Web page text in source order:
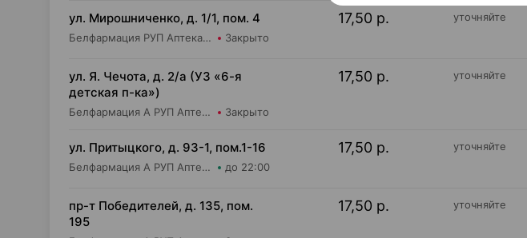
ул. Мирошниченко, д. 1/1, пом. 4
Белфармация РУП Аптека №75 Закрыто
17,50 р. уточняйте
ул. Я. Чечота, д. 2/а (УЗ «6-я
детская п-ка»)
Белфармация А РУП Аптека №74 Закрыто
17,50 р. уточняйте
ул. Притыцкого, д. 93-1, пом.1-16
Белфармация А РУП Аптека №91 до 22:00
17,50 р. уточняйте
пр-т Победителей, д. 135, пом.
195
17,50 р. уточняйте